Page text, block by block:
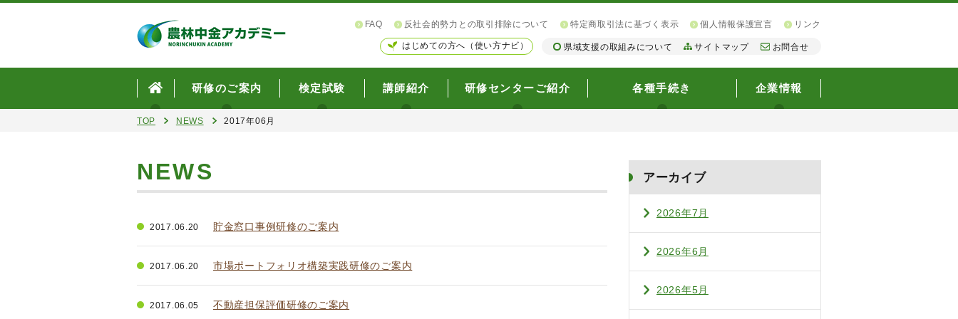
FAQ 反社会的勢力との取引排除について 特定商取引法に基づく表示 個人情報保護宣言 リンク
はじめての方へ（使い方ナビ） 県域支援の取組みについて サイトマップ お問合せ
研修のご案内 検定試験 講師紹介 研修センターご紹介 各種手続き 企業情報
TOP NEWS 2017年06月
NEWS
2017.06.20 貯金窓口事例研修のご案内
2017.06.20 市場ポートフォリオ構築実践研修のご案内
2017.06.05 不動産担保評価研修のご案内
アーカイブ
2026年7月
2026年6月
2026年5月